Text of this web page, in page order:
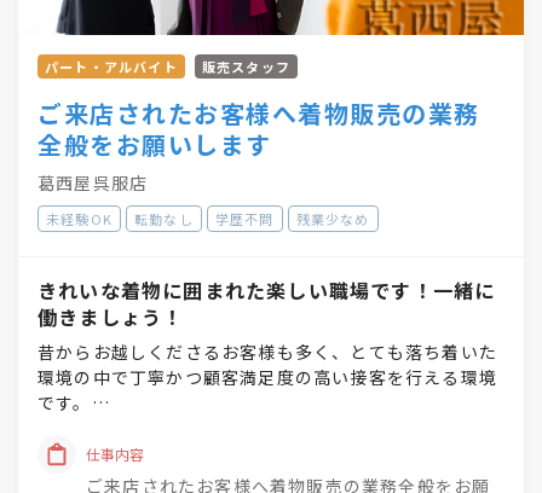
パート・アルバイト 販売スタッフ
ご来店されたお客様へ着物販売の業務
全般をお願いします
葛西屋呉服店
未経験OK 転勤なし 学歴不問 残業少なめ
きれいな着物に囲まれた楽しい職場です！一緒に
働きましょう！
昔からお越しくださるお客様も多く、とても落ち着いた
環境の中で丁寧かつ顧客満足度の高い接客を行える環境
です。
時間をかけてお客様のご要望をヒアリングいただき最適
な商品をご提案してください。
仕事内容
ご来店されたお客様へ着物販売の業務全般をお願